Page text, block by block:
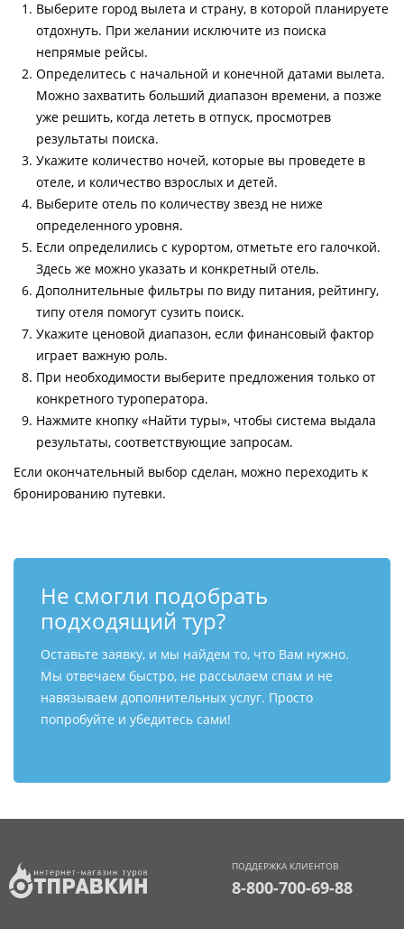
Выберите город вылета и страну, в которой планируете
отдохнуть. При желании исключите из поиска
непрямые рейсы.
Определитесь с начальной и конечной датами вылета.
Можно захватить больший диапазон времени, а позже
уже решить, когда лететь в отпуск, просмотрев
результаты поиска.
Укажите количество ночей, которые вы проведете в
отеле, и количество взрослых и детей.
Выберите отель по количеству звезд не ниже
определенного уровня.
Если определились с курортом, отметьте его галочкой.
Здесь же можно указать и конкретный отель.
Дополнительные фильтры по виду питания, рейтингу,
типу отеля помогут сузить поиск.
Укажите ценовой диапазон, если финансовый фактор
играет важную роль.
При необходимости выберите предложения только от
конкретного туроператора.
Нажмите кнопку «Найти туры», чтобы система выдала
результаты, соответствующие запросам.
Если окончательный выбор сделан, можно переходить к
бронированию путевки.
Не смогли подобрать
подходящий тур?
Оставьте заявку, и мы найдем то, что Вам нужно.
Мы отвечаем быстро, не рассылаем спам и не
навязываем дополнительных услуг. Просто
попробуйте и убедитесь сами!
ПОДДЕРЖКА КЛИЕНТОВ
8-800-700-69-88